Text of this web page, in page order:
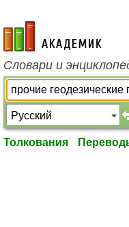
academic.ru
Словари и
Толкования